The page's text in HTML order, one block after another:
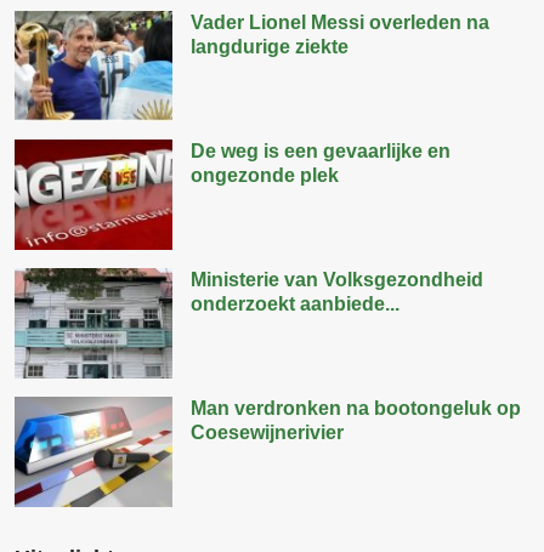
Vader Lionel Messi overleden na
langdurige ziekte
De weg is een gevaarlijke en
ongezonde plek
Ministerie van Volksgezondheid
onderzoekt aanbiede...
Man verdronken na bootongeluk op
Coesewijnerivier